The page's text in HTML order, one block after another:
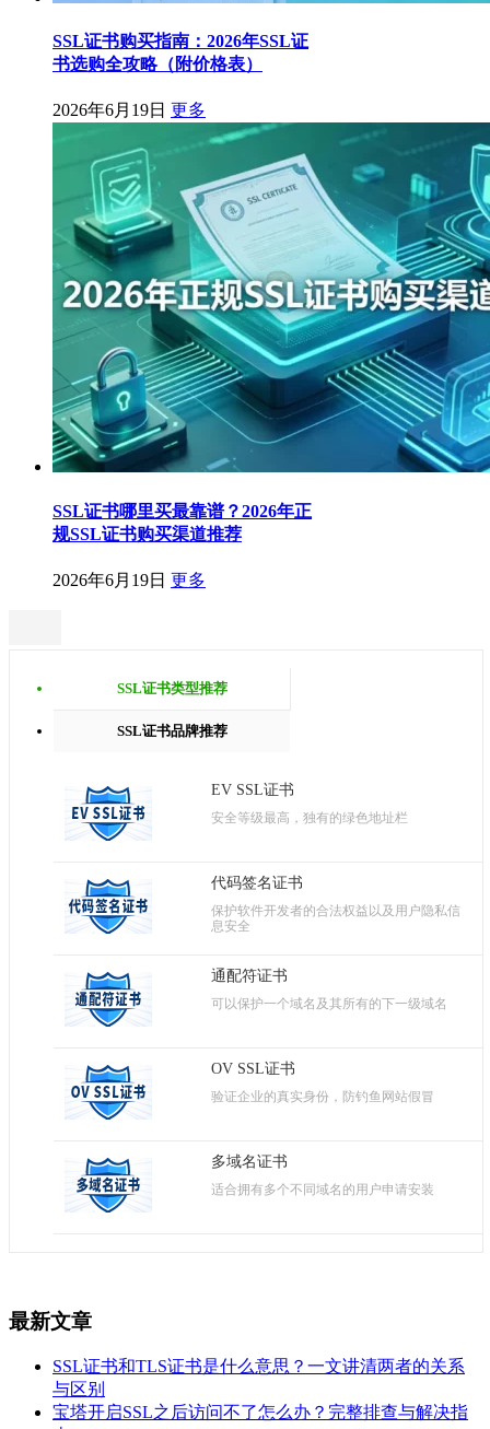
SSL证书购买指南：2026年SSL证
书选购全攻略（附价格表）
2026年6月19日 更多
SSL证书哪里买最靠谱？2026年正
规SSL证书购买渠道推荐
2026年6月19日 更多
SSL证书类型推荐
SSL证书品牌推荐
EV SSL证书
安全等级最高，独有的绿色地址栏
代码签名证书
保护软件开发者的合法权益以及用户隐私信
息安全
通配符证书
可以保护一个域名及其所有的下一级域名
OV SSL证书
验证企业的真实身份，防钓鱼网站假冒
多域名证书
适合拥有多个不同域名的用户申请安装
最新文章
SSL证书和TLS证书是什么意思？一文讲清两者的关系
与区别
宝塔开启SSL之后访问不了怎么办？完整排查与解决指